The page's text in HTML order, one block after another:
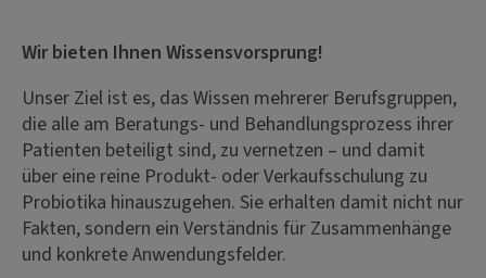
Wir bieten Ihnen Wissensvorsprung!
Unser Ziel ist es, das Wissen mehrerer Berufsgruppen,
die alle am Beratungs- und Behandlungsprozess ihrer
Patienten beteiligt sind, zu vernetzen – und damit
über eine reine Produkt- oder Verkaufsschulung zu
Probiotika hinauszugehen. Sie erhalten damit nicht nur
Fakten, sondern ein Verständnis für Zusammenhänge
und konkrete Anwendungsfelder.